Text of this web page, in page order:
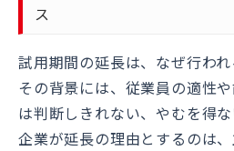
ス
試用期間の延長は、なぜ行われ
その背景には、従業員の適性
は判断しきれない、やむを得な
企業が延長の理由とするのは